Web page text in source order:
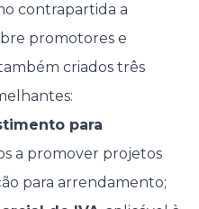
contrapartida a
promotores e
criados três
para
a promover projetos
para arrendamento;